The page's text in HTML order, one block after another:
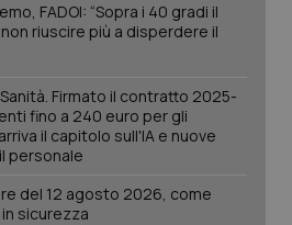
FADOI: “Sopra i 40 gradi il
riuscire più a disperdere il
Firmato il contratto 2025-
fino a 240 euro per gli
il capitolo sull'IA e nuove
personale
del 12 agosto 2026, come
sicurezza
PHP.net
www.quotidianosanita.it